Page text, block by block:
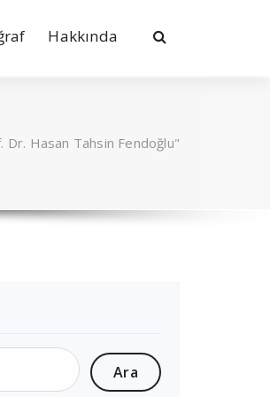
Hakkında
Hasan Tahsin Fendoğlu"